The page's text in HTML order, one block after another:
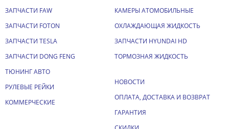
ЗАПЧАСТИ FAW
ЗАПЧАСТИ FOTON
ЗАПЧАСТИ TESLA
ЗАПЧАСТИ DONG FENG
ТЮНИНГ АВТО
РУЛЕВЫЕ РЕЙКИ
КОММЕРЧЕСКИЕ
КАМЕРЫ АТОМОБИЛЬНЫЕ
ОХЛАЖДАЮЩАЯ ЖИДКОСТЬ
ЗАПЧАСТИ HYUNDAI HD
ТОРМОЗНАЯ ЖИДКОСТЬ
НОВОСТИ
ОПЛАТА, ДОСТАВКА И ВОЗВРАТ
ГАРАНТИЯ